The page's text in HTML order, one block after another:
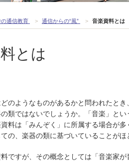
の通信教育 > 通信からの“風” > 音楽資料とは
とは
のようなものがあるかと問われたと
類ではないでしょうか。「音楽」と
料は「みんぞく」に所属する場合が
の、楽器の類に基づいていることがほ
ですが、その概念としては「音楽家